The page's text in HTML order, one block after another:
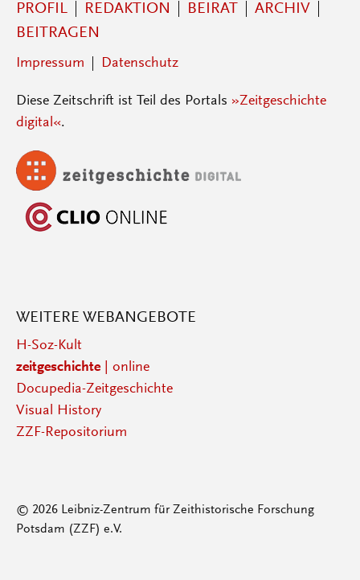
PROFIL REDAKTION BEIRAT
ARCHIV
BEITRAGEN
Impressum Datenschutz
Diese Zeitschrift ist Teil des Portals »Zeitgeschichte
digital«.
WEITERE WEBANGEBOTE
H-Soz-Kult
zeitgeschichte| online
Docupedia-Zeitgeschichte
Visual History
ZZF-Repositorium
© 2026 Leibniz-Zentrum für Zeithistorische Forschung
Potsdam (ZZF) e.V.